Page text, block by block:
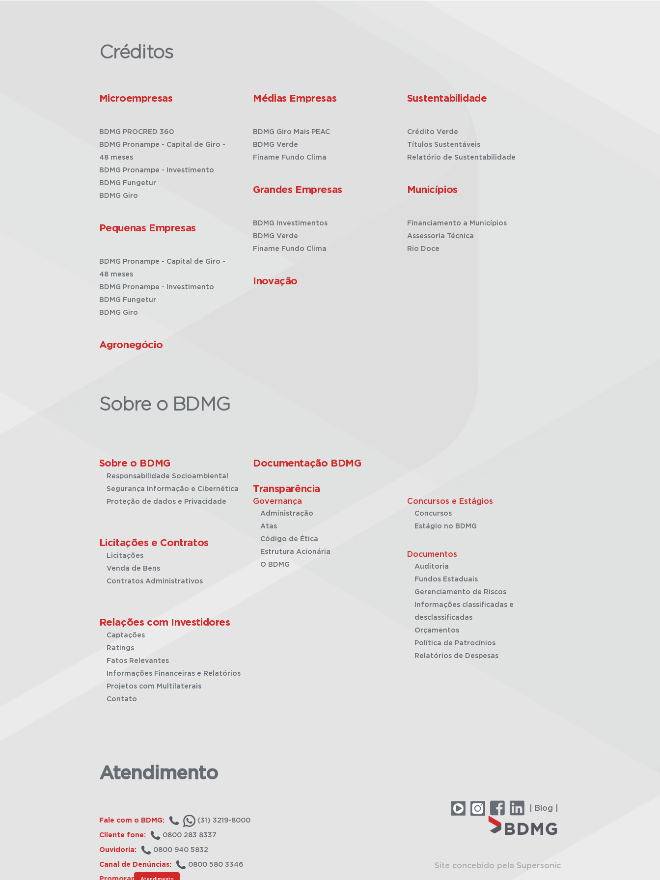
Créditos
Microempresas
BDMG PROCRED 360
BDMG Pronampe - Capital de Giro -
48 meses
BDMG Pronampe - Investimento
BDMG Fungetur
BDMG Giro
Pequenas Empresas
BDMG Pronampe - Capital de Giro -
48 meses
BDMG Pronampe - Investimento
BDMG Fungetur
BDMG Giro
Agronegócio
Médias Empresas
BDMG Giro Mais PEAC
BDMG Verde
Finame Fundo Clima
Grandes Empresas
BDMG Investimentos
BDMG Verde
Finame Fundo Clima
Inovação
Sustentabilidade
Crédito Verde
Títulos Sustentáveis
Relatório de Sustentabilidade
Municípios
Financiamento a Municípios
Assessoria Técnica
Rio Doce
Sobre o BDMG
Sobre o BDMG
Responsabilidade Socioambiental
Segurança Informação e Cibernética
Proteção de dados e Privacidade
Licitações e Contratos
Licitações
Venda de Bens
Contratos Administrativos
Relações com Investidores
Captações
Ratings
Fatos Relevantes
Informações Financeiras e Relatórios
Projetos com Multilaterais
Contato
Documentação BDMG
Transparência
Governança
Administração
Atas
Código de Ética
Estrutura Acionária
O BDMG
Concursos e Estágios
Concursos
Estágio no BDMG
Documentos
Auditoria
Fundos Estaduais
Gerenciamento de Riscos
Informações classificadas e
desclassificadas
Orçamentos
Política de Patrocínios
Relatórios de Despesas
Atendimento
Fale com o BDMG: (31) 3219-8000
Cliente fone: 0800 283 8337
Ouvidoria: 0800 940 5832
Canal de Denúncias: 0800 580 3346
Atendimento
| Blog |
Site concebido pela Supersonic